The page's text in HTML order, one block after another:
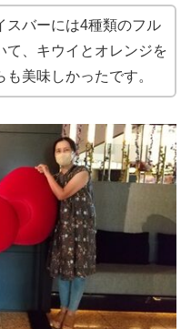
スバーには4種類のフル
て、キウイとオレンジを
美味しかったです。